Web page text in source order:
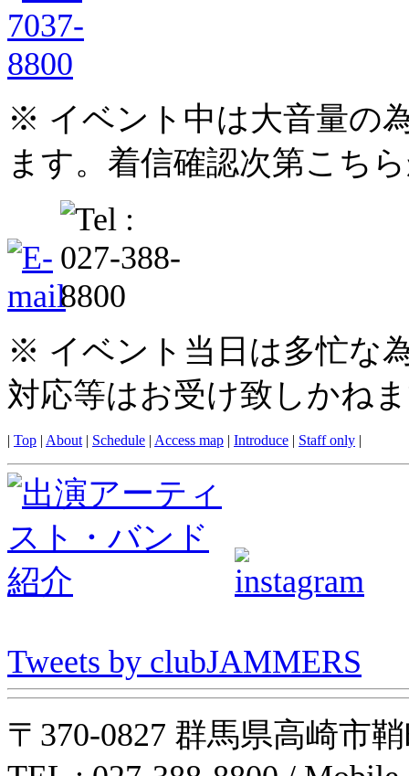
※ イベント中は大音量の
ます。着信確認次第こち
※ イベント当日は多忙な
対応等はお受け致しかね
| Top | About | Schedule | Access map | Introduce | Staff only |
Tweets by clubJAMMERS
〒370-0827 群馬県高崎市